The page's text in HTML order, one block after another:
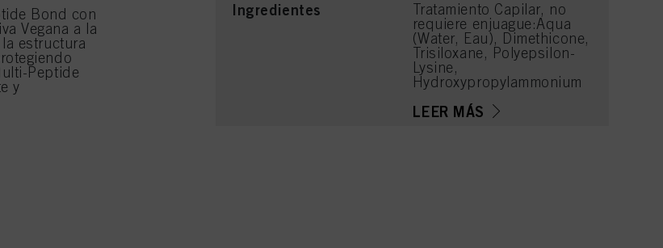
Bond con
Vegana a la
estructura
Peptide
y
Ingredientes
Tratamiento Capilar, no
requiere enjuague:Aqua
(Water, Eau), Dimethicone,
Trisiloxane, Polyepsilon-
Lysine,
Hydroxypropylammonium
Hydroxypropylgluconamid
LEER MÁS